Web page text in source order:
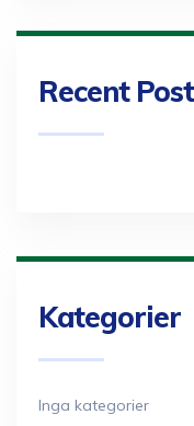
Recent Post
Kategorier
Inga kategorier